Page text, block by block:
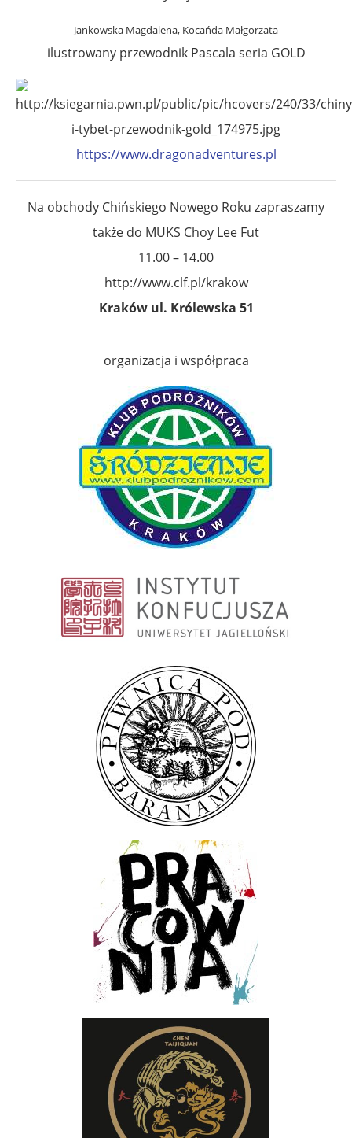
Jankowska Magdalena, Kocańda Małgorzata
ilustrowany przewodnik Pascala seria GOLD
https://www.dragonadventures.pl
Na obchody Chińskiego Nowego Roku zapraszamy
także do MUKS Choy Lee Fut
11.00 – 14.00
http://www.clf.pl/krakow
Kraków ul. Królewska 51
organizacja i współpraca